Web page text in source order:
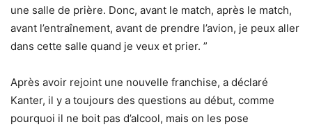
une salle de prière. Donc, avant le match, après le match,
avant l’entraînement, avant de prendre l’avion, je peux aller
dans cette salle quand je veux et prier. ”
Après avoir rejoint une nouvelle franchise, a déclaré
Kanter, il y a toujours des questions au début, comme
pourquoi il ne boit pas d’alcool, mais on les pose